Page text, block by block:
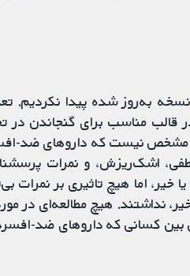
وارد کردیم. مشخص نیست که داروهای
نمایش عاطفی، اشک‌ریزش، و نمرات
خیر، اما هیچ تاثیری بر نمرات
نداشتند. هیچ مطالعه‌ای در
بین کسانی که داروهای ضد-